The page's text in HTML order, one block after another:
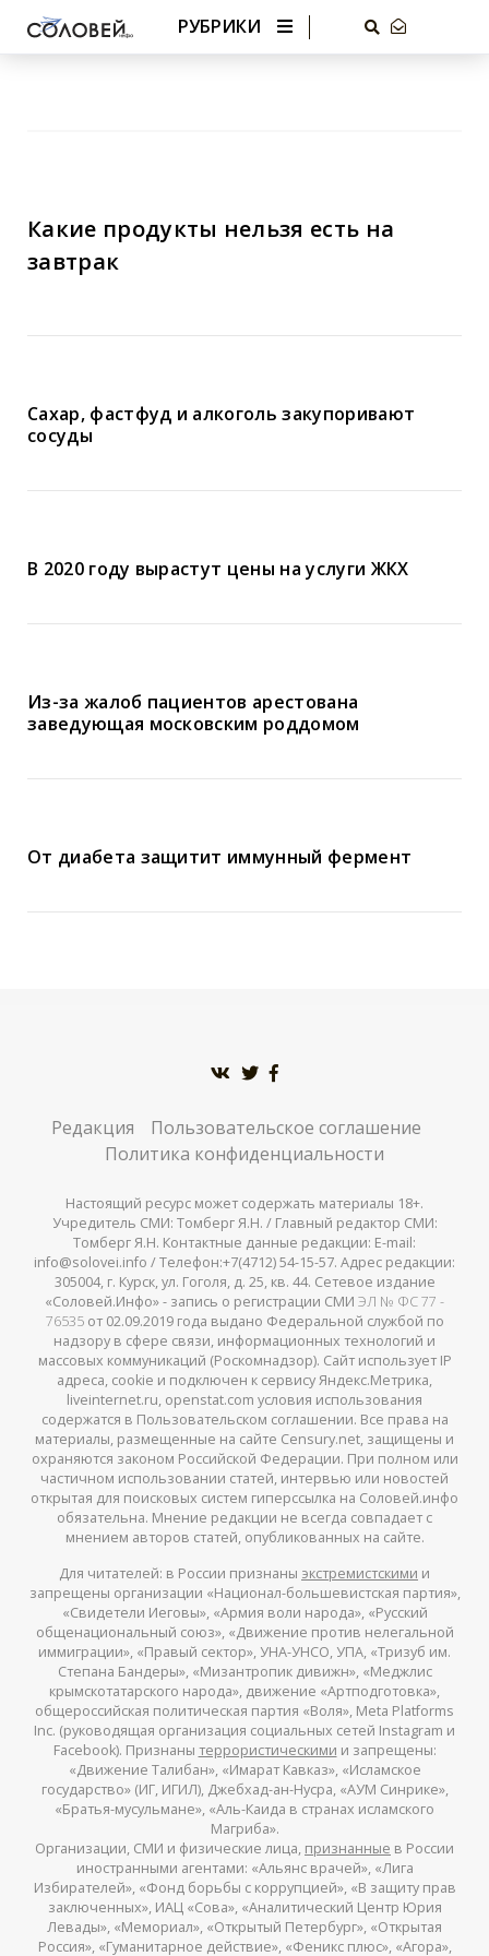
РУБРИКИ
Какие продукты нельзя есть на
завтрак
Сахар, фастфуд и алкоголь закупоривают
сосуды
В 2020 году вырастут цены на услуги ЖКХ
Из-за жалоб пациентов арестована
заведующая московским роддомом
От диабета защитит иммунный фермент
Редакция
Пользовательское соглашение
Политика конфиденциальности
Настоящий ресурс может содержать материалы 18+.
Учредитель СМИ: Томберг Я.Н. / Главный редактор СМИ:
Томберг Я.Н. Контактные данные редакции: E-mail:
info@solovei.info / Телефон:+7(4712) 54-15-57. Адрес редакции:
305004, г. Курск, ул. Гоголя, д. 25, кв. 44. Сетевое издание
«Соловей.Инфо» - запись о регистрации СМИ ЭЛ № ФС 77 -
76535от 02.09.2019 года выдано Федеральной службой по
надзору в сфере связи, информационных технологий и
массовых коммуникаций (Роскомнадзор). Сайт использует IP
адреса, cookie и подключен к сервису Яндекс.Метрика,
liveinternet.ru, openstat.com условия использования
содержатся в Пользовательском соглашении. Все права на
материалы, размещенные на сайте Censury.net, защищены и
охраняются законом Российской Федерации. При полном или
частичном использовании статей, интервью или новостей
открытая для поисковых систем гиперссылка на Соловей.инфо
обязательна. Мнение редакции не всегда совпадает с
мнением авторов статей, опубликованных на сайте.
Для читателей: в России признаны экстремистскими и
запрещены организации «Национал-большевистская партия»,
«Свидетели Иеговы», «Армия воли народа», «Русский
общенациональный союз», «Движение против нелегальной
иммиграции», «Правый сектор», УНА-УНСО, УПА, «Тризуб им.
Степана Бандеры», «Мизантропик дивижн», «Меджлис
крымскотатарского народа», движение «Артподготовка»,
общероссийская политическая партия «Воля», Meta Platforms
Inc. (руководящая организация социальных сетей Instagram и
Facebook). Признаны террористическими и запрещены:
«Движение Талибан», «Имарат Кавказ», «Исламское
государство» (ИГ, ИГИЛ), Джебхад-ан-Нусра, «АУМ Синрике»,
«Братья-мусульмане», «Аль-Каида в странах исламского
Магриба».
Организации, СМИ и физические лица, признанные в России
иностранными агентами: «Альянс врачей», «Лига
Избирателей», «Фонд борьбы с коррупцией», «В защиту прав
заключенных», ИАЦ «Сова», «Аналитический Центр Юрия
Левады», «Мемориал», «Открытый Петербург», «Открытая
Россия», «Гуманитарное действие», «Феникс плюс», «Агора»,